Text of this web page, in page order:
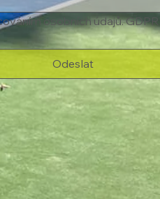
osobních údajů. GDPR
Odeslat